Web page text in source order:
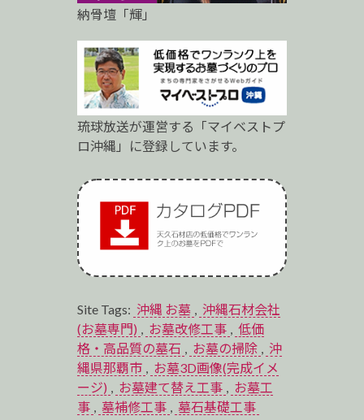
納骨壇「輝」
琉球放送が運営する「マイベストプ
ロ沖縄」に登録しています。
Site Tags: 沖縄 お墓 , 沖縄石材会社
(お墓専門) , お墓改修工事 , 低価
格・高品質の墓石 , お墓の掃除 , 沖
縄県那覇市 , お墓3D画像(完成イメ
ージ) , お墓建て替え工事 , お墓工
事 , 墓補修工事 , 墓石基礎工事